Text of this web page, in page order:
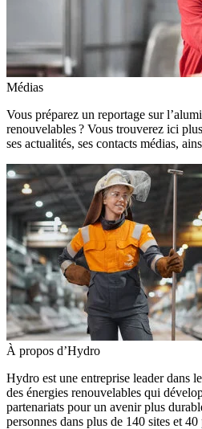
Médias
Vous préparez un reportage sur
renouvelables ? Vous trouverez ici
ses actualités, ses contacts médias,
À propos d’Hydro
Hydro est une entreprise leader dans
des énergies renouvelables qui
partenariats pour un avenir plus
personnes dans plus de 140 sites et 40